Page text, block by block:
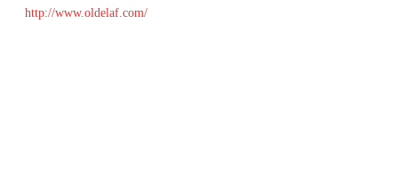
http://www.oldelaf.com/